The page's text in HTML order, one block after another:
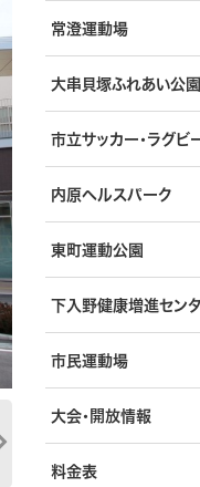
常澄運動場
大串貝塚ふれあい公園
市立サッカー・ラグビ
内原ヘルスパーク
東町運動公園
下入野健康増進セン
市民運動場
大会・開放情報
料金表